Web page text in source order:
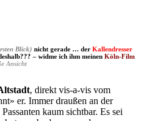
Blick) nicht gerade … der Kallendresser
– widme ich ihm meinen Köln-Film
Ansicht
, direkt vis-a-vis vom
er. Immer draußen an der
kaum sichtbar. Es sei